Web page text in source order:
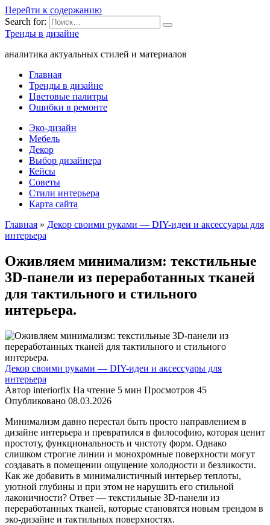
Перейти к содержанию
Search for:
Тренды в дизайне
аналитика актуальных стилей и материалов
Главная
Тренды в дизайне
Цветовые палитры
Ошибки в ремонте
Эко-дизайн
Мебель
Декор
Выбор дизайнера
Кейсы
Советы
Стили интерьера
Карта сайта
Главная » Декор своими руками — DIY-идеи и аксессуары для
интерьера
Оживляем минимализм: текстильные
3D-панели из переработанных тканей
для тактильного и стильного
интерьера.
Декор своими руками — DIY-идеи и аксессуары для
интерьера
Автор interiorfix На чтение 5 мин Просмотров 45
Опубликовано 08.03.2026
Минимализм давно перестал быть просто направлением в
дизайне интерьера и превратился в философию, которая ценит
простоту, функциональность и чистоту форм. Однако
слишком строгие линии и монохромные поверхности могут
создавать в помещении ощущение холодности и безликости.
Как же добавить в минималистичный интерьер теплоты,
уютной глубины и при этом не нарушить его стильной
лаконичности? Ответ — текстильные 3D-панели из
переработанных тканей, которые становятся новым трендом в
эко-дизайне и тактильных поверхностях.